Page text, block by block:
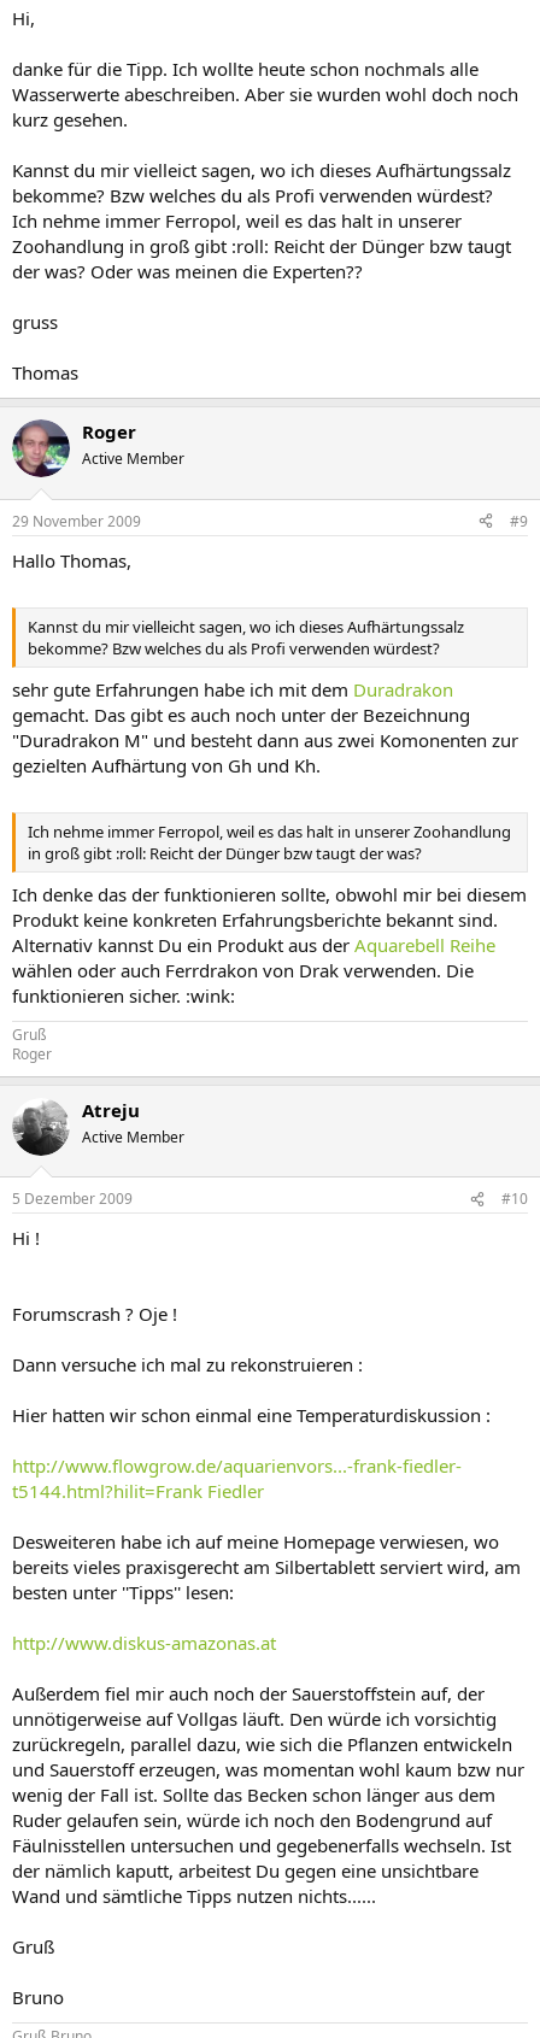
Hi,
danke für die Tipp. Ich wollte heute schon nochmals alle
Wasserwerte abeschreiben. Aber sie wurden wohl doch noch
kurz gesehen.
Kannst du mir vielleict sagen, wo ich dieses Aufhärtungssalz
bekomme? Bzw welches du als Profi verwenden würdest?
Ich nehme immer Ferropol, weil es das halt in unserer
Zoohandlung in groß gibt :roll: Reicht der Dünger bzw taugt
der was? Oder was meinen die Experten??
gruss
Thomas
Roger
Active Member
29 November 2009 #9
Hallo Thomas,
Kannst du mir vielleicht sagen, wo ich dieses Aufhärtungssalz
bekomme? Bzw welches du als Profi verwenden würdest?
sehr gute Erfahrungen habe ich mit dem Duradrakon
gemacht. Das gibt es auch noch unter der Bezeichnung
"Duradrakon M" und besteht dann aus zwei Komonenten zur
gezielten Aufhärtung von Gh und Kh.
Ich nehme immer Ferropol, weil es das halt in unserer Zoohandlung
in groß gibt :roll: Reicht der Dünger bzw taugt der was?
Ich denke das der funktionieren sollte, obwohl mir bei diesem
Produkt keine konkreten Erfahrungsberichte bekannt sind.
Alternativ kannst Du ein Produkt aus der Aquarebell Reihe
wählen oder auch Ferrdrakon von Drak verwenden. Die
funktionieren sicher. :wink:
Gruß
Roger
Atreju
Active Member
5 Dezember 2009 #10
Hi !
Forumscrash ? Oje !
Dann versuche ich mal zu rekonstruieren :
Hier hatten wir schon einmal eine Temperaturdiskussion :
http://www.flowgrow.de/aquarienvors...-frank-fiedler-
t5144.html?hilit=Frank Fiedler
Desweiteren habe ich auf meine Homepage verwiesen, wo
bereits vieles praxisgerecht am Silbertablett serviert wird, am
besten unter ''Tipps'' lesen:
http://www.diskus-amazonas.at
Außerdem fiel mir auch noch der Sauerstoffstein auf, der
unnötigerweise auf Vollgas läuft. Den würde ich vorsichtig
zurückregeln, parallel dazu, wie sich die Pflanzen entwickeln
und Sauerstoff erzeugen, was momentan wohl kaum bzw nur
wenig der Fall ist. Sollte das Becken schon länger aus dem
Ruder gelaufen sein, würde ich noch den Bodengrund auf
Fäulnisstellen untersuchen und gegebenerfalls wechseln. Ist
der nämlich kaputt, arbeitest Du gegen eine unsichtbare
Wand und sämtliche Tipps nutzen nichts......
Gruß
Bruno